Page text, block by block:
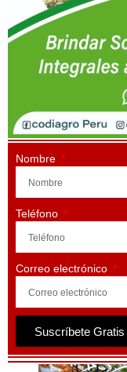
Nombre
Teléfono
Correo electrónico
Suscríbete Gratis